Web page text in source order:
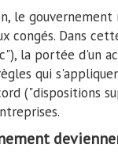
le
congés. Dans
la portée d'un
qui
("dispositions